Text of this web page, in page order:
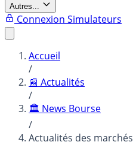
Autres...
Connexion Simulateurs
Accueil
/
📰 Actualités
/
🏛️ News Bourse
/
Actualités des marchés